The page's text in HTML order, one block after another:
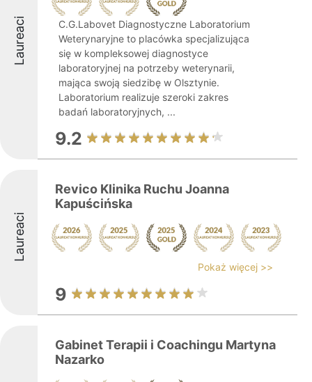
Laureaci
C.G.Labovet Diagnostyczne Laboratorium
Weterynaryjne to placówka specjalizująca
się w kompleksowej diagnostyce
laboratoryjnej na potrzeby weterynarii,
mająca swoją siedzibę w Olsztynie.
Laboratorium realizuje szeroki zakres
badań laboratoryjnych, ...
9.2
Laureaci
Revico Klinika Ruchu Joanna
Kapuścińska
Pokaż więcej >>
9
Gabinet Terapii i Coachingu Martyna
Nazarko